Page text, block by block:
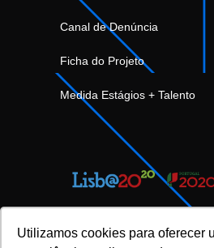
Utilizamos cookies para oferecer
Canal de Denúncia
Ficha do Projeto
Medida Estágios + Talento